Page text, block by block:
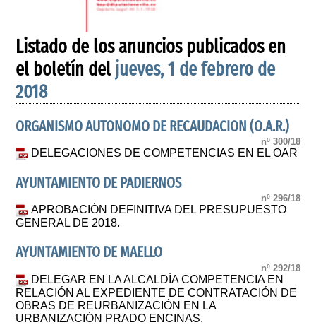
Listado de los anuncios publicados en
el boletín del jueves, 1 de febrero de
2018
ORGANISMO AUTONOMO DE RECAUDACION (O.A.R.)
nº 300/18
DELEGACIONES DE COMPETENCIAS EN EL OAR
AYUNTAMIENTO DE PADIERNOS
nº 296/18
APROBACIÓN DEFINITIVA DEL PRESUPUESTO
GENERAL DE 2018.
AYUNTAMIENTO DE MAELLO
nº 292/18
DELEGAR EN LA ALCALDÍA COMPETENCIA EN
RELACIÓN AL EXPEDIENTE DE CONTRATACIÓN DE
OBRAS DE REURBANIZACIÓN EN LA
URBANIZACIÓN PRADO ENCINAS.